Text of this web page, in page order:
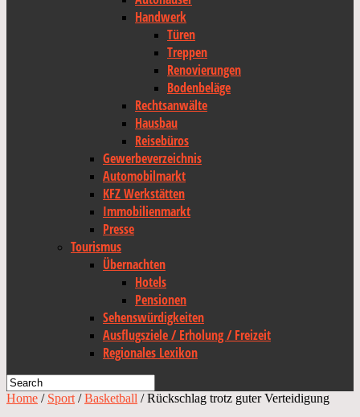
Handwerk
Türen
Treppen
Renovierungen
Bodenbeläge
Rechtsanwälte
Hausbau
Reisebüros
Gewerbeverzeichnis
Automobilmarkt
KFZ Werkstätten
Immobilienmarkt
Presse
Tourismus
Übernachten
Hotels
Pensionen
Sehenswürdigkeiten
Ausflugsziele / Erholung / Freizeit
Regionales Lexikon
Home / Sport /Basketball /Rückschlag trotz guter Verteidigung